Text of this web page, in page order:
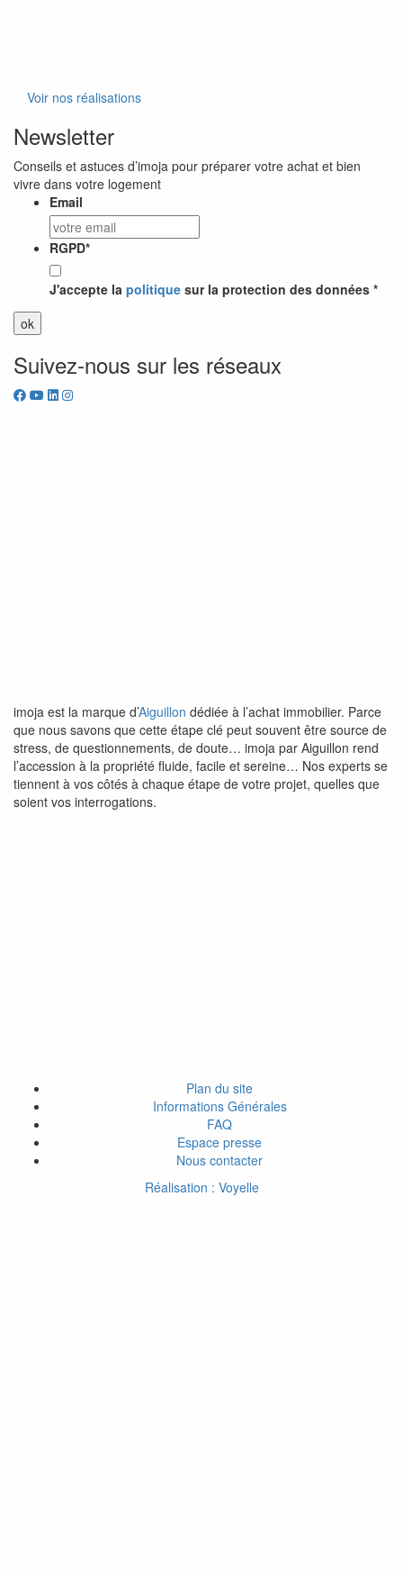
Voir nos réalisations
Newsletter
Conseils et astuces d’imoja pour préparer votre achat et bien
vivre dans votre logement
Email
RGPD*
J'accepte la politique sur la protection des données *
Suivez-nous sur les réseaux
imoja est la marque d’Aiguillon dédiée à l’achat immobilier. Parce
que nous savons que cette étape clé peut souvent être source de
stress, de questionnements, de doute… imoja par Aiguillon rend
l’accession à la propriété fluide, facile et sereine… Nos experts se
tiennent à vos côtés à chaque étape de votre projet, quelles que
soient vos interrogations.
Plan du site
Informations Générales
FAQ
Espace presse
Nous contacter
Réalisation : Voyelle